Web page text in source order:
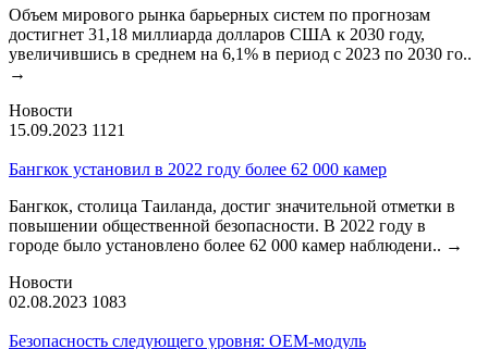
Объем мирового рынка барьерных систем по прогнозам
достигнет 31,18 миллиарда долларов США к 2030 году,
увеличившись в среднем на 6,1% в период с 2023 по 2030 го..
→
Новости
15.09.2023 1121
Бангкок установил в 2022 году более 62 000 камер
Бангкок, столица Таиланда, достиг значительной отметки в
повышении общественной безопасности. В 2022 году в
городе было установлено более 62 000 камер наблюдени.. →
Новости
02.08.2023 1083
Безопасность следующего уровня: OEM-модуль